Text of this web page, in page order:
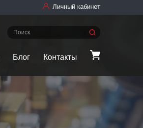
Личный кабинет
Блог Контакты